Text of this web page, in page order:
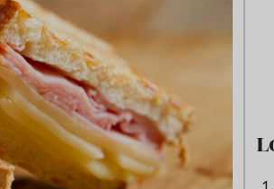
Cinco cremas frías de verduras
que querrás repetir todo agosto